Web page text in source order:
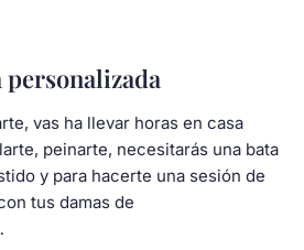
personalizada
vas ha llevar horas en casa
peinarte, necesitarás una bata
y para hacerte una sesión de
tus damas de